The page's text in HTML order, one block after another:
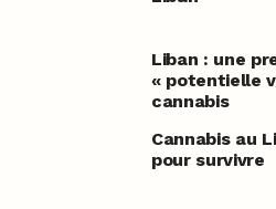
Liban : une
« potentielle
cannabis
Cannabis au
pour survivre